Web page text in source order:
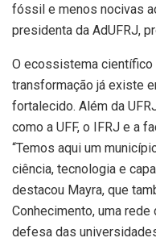
fóssil e menos nocivas
presidenta da AdUFRJ,
O ecossistema
transformação já existe
fortalecido. Além da
como a UFF, o IFRJ e a
“Temos aqui um
ciência, tecnologia e
destacou Mayra, que
Conhecimento, uma
defesa das